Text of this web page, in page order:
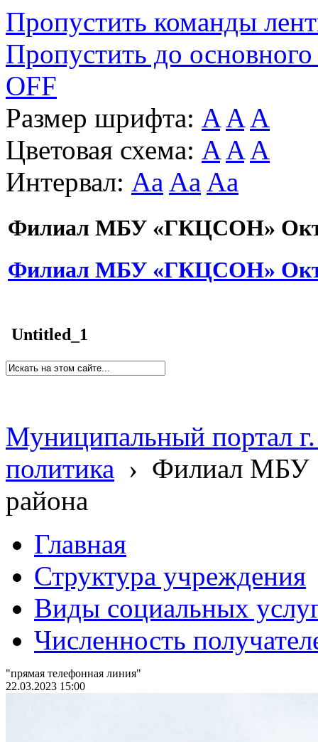
Пропустить команды
Пропустить до основного
OFF
Размер шрифта: A A A
Цветовая схема: A A A
Интервал: Aa Aa Aa
Филиал МБУ «ГКЦСОН»
Филиал МБУ «ГКЦСОН»
Untitled_1
Муниципальный портал
политика › Филиал МБУ
района
Главная
Структура учреждения
Виды социальных
Численность
"прямая телефонная линия"
22.03.2023 15:00